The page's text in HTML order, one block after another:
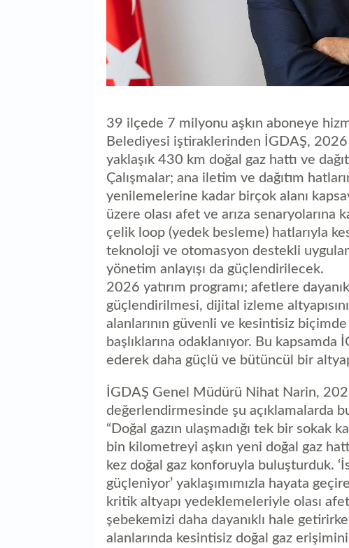
39 ilçede 7 milyonu aşkın aboneye
Belediyesi iştiraklerinden İGDAŞ, 2026
yaklaşık 430 km doğal gaz hattı ve
Çalışmalar; ana iletim ve dağıtım
yenilemelerine kadar birçok alanı
üzere olası afet ve arıza
çelik loop (yedek besleme) hatlarıyla
teknoloji ve otomasyon destekli
yönetim anlayışı da güçlendirilecek.
2026 yatırım programı; afetlere
güçlendirilmesi, dijital izleme
alanlarının güvenli ve kesintisiz
başlıklarına odaklanıyor. Bu
ederek daha güçlü ve bütüncül bir
İGDAŞ Genel Müdürü Nihat Narin,
değerlendirmesinde şu açıklamalarda
“Doğal gazın ulaşmadığı tek bir sokak
bin kilometreyi aşkın yeni doğal gaz
kez doğal gaz konforuyla buluşturduk.
güçleniyor’ yaklaşımımızla hayata
kritik altyapı yedeklemeleriyle olası afet
şebekemizi daha dayanıklı hale
alanlarında kesintisiz doğal gaz